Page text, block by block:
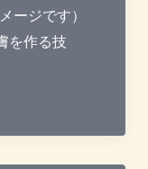
ージです）
を作る技